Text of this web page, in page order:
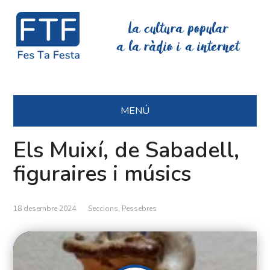
La cultura popular
a la ràdio i a internet
MENÚ
Els Muixí, de Sabadell,
figuraires i músics
18 desembre 2024 Seccions, Pessebres